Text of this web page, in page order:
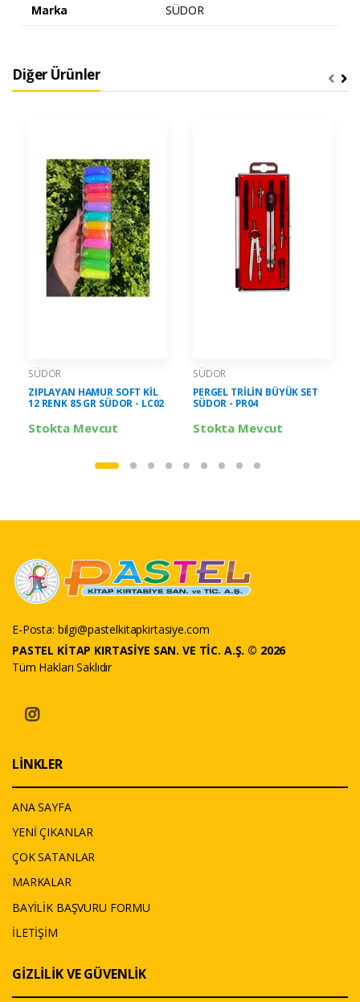
Marka SÜDOR
Diğer Ürünler
SÜDOR
ZIPLAYAN HAMUR SOFT KİL
12 RENK 85 GR SÜDOR - LC02
Stokta Mevcut
SÜDOR
PERGEL TRİLİN BÜYÜK SET
SÜDOR - PR04
Stokta Mevcut
E-Posta: bilgi@pastelkitapkirtasiye.com
PASTEL KİTAP KIRTASİYE SAN. VE TİC. A.Ş. © 2026
Tüm Hakları Saklıdır
LİNKLER
ANA SAYFA
YENİ ÇIKANLAR
ÇOK SATANLAR
MARKALAR
BAYİLİK BAŞVURU FORMU
İLETİŞİM
GİZLİLİK VE GÜVENLİK